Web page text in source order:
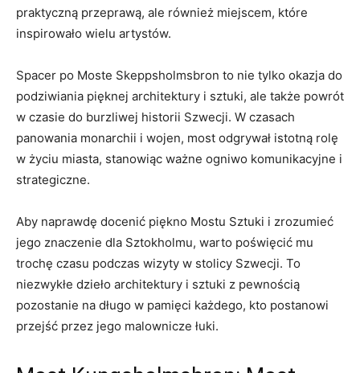
praktyczną przeprawą, ale również miejscem,⁢ które
inspirowało wielu artystów.
Spacer po Moste Skeppsholmsbron to nie ‌tylko okazja ⁤do
podziwiania pięknej architektury i‍ sztuki, ale także powrót
w czasie do burzliwej historii Szwecji. W czasach
panowania monarchii i wojen, ⁢most odgrywał istotną rolę
w życiu miasta, stanowiąc ważne ogniwo komunikacyjne i
strategiczne.
Aby naprawdę⁢ docenić piękno Mostu Sztuki ​i zrozumieć
⁣jego znaczenie dla Sztokholmu, warto poświęcić ‍mu
trochę czasu podczas wizyty w stolicy⁤ Szwecji. To
niezwykłe dzieło⁢ architektury i‍ sztuki z ⁣pewnością
pozostanie na długo w pamięci każdego, ‌kto postanowi
przejść przez jego malownicze łuki.